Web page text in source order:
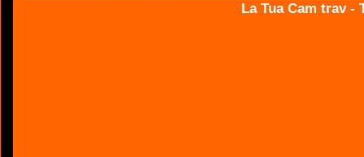
La Tua Cam trav -